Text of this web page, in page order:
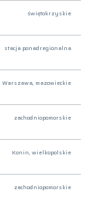
świętokrzyskie
stacja ponadregionalna
Warszawa, mazowieckie
zachodniopomorskie
Konin, wielkopolskie
zachodniopomorskie